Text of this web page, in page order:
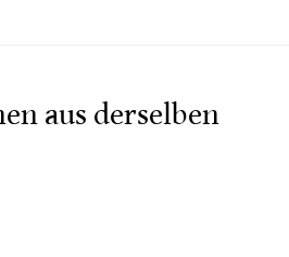
aus derselben